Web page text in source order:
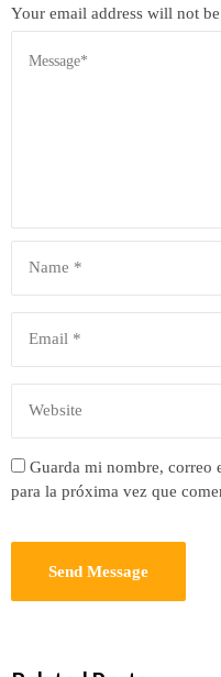
Your email address will not
Guarda mi nombre, correo
para la próxima vez que